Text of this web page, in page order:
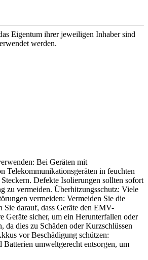
Eigentum ihrer jeweiligen Inhaber sind
werden.
Bei Geräten mit
Telekommunikationsgeräten in feuchten
Defekte Isolierungen sollten sofort
zu vermeiden. Überhitzungsschutz: Viele
vermeiden: Vermeiden Sie die
darauf, dass Geräte den EMV-
Geräte sicher, um ein Herunterfallen oder
dies zu Schäden oder Kurzschlüssen
vor Beschädigung schützen:
umweltgerecht entsorgen, um